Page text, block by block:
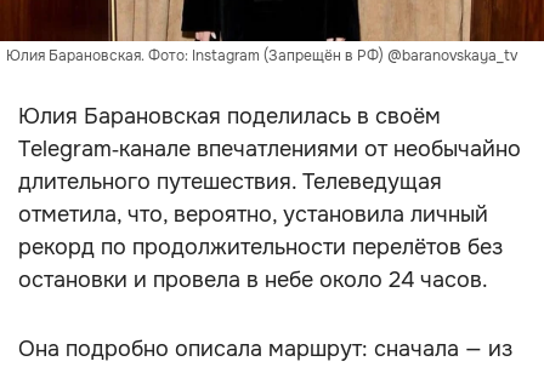
Юлия Барановская. Фото: Instagram (Запрещён в РФ) @baranovskaya_tv
Юлия Барановская поделилась в своём
Telegram‑канале впечатлениями от необычайно
длительного путешествия. Телеведущая
отметила, что, вероятно, установила личный
рекорд по продолжительности перелётов без
остановки и провела в небе около 24 часов.
Она подробно описала маршрут: сначала — из